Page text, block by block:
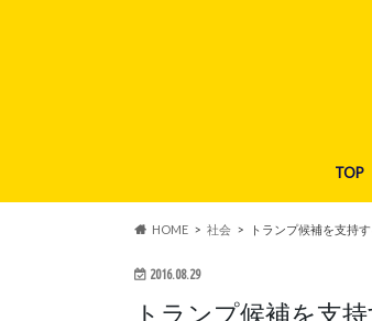
TOP
HOME 社会 トランプ候補を支持
2016.08.29
トランプ候補を支